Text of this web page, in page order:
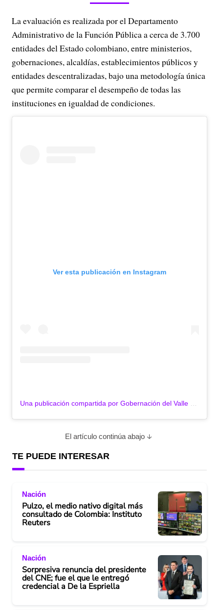
La evaluación es realizada por el Departamento
Administrativo de la Función Pública a cerca de 3.700
entidades del Estado colombiano, entre ministerios,
gobernaciones, alcaldías, establecimientos públicos y
entidades descentralizadas, bajo una metodología única
que permite comparar el desempeño de todas las
instituciones en igualdad de condiciones.
Ver esta publicación en Instagram
El artículo continúa abajo
TE PUEDE INTERESAR
Nación
Pulzo, el medio nativo digital más
consultado de Colombia: Instituto
Reuters
Nación
Sorpresiva renuncia del presidente
del CNE; fue el que le entregó
credencial a De la Espriella